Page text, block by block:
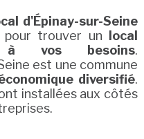
d'Épinay-sur-Seine
trouver un
local
à vos besoins.
est une commune
diversifié.
installées aux côtés